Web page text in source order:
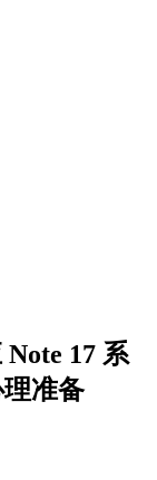
17 系
准备